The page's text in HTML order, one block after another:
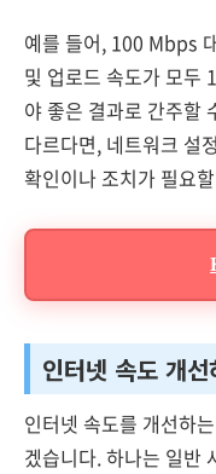
예를 들어, 100 Mbps
및 업로드 속도가 모두
야 좋은 결과로 간주할
다르다면, 네트워크 설
확인이나 조치가 필요
인터넷 속도 개선
인터넷 속도를 개선하
겠습니다. 하나는 일반